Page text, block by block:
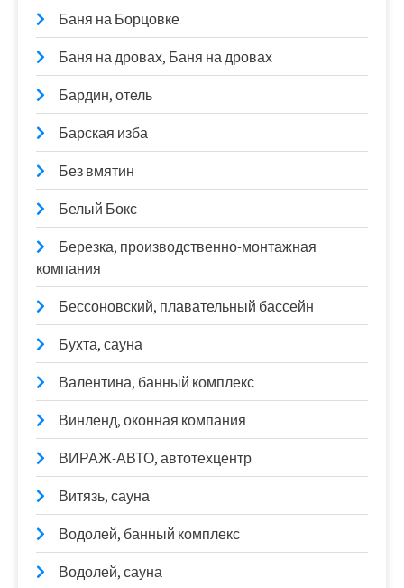
Баня на Борцовке
Баня на дровах, Баня на дровах
Бардин, отель
Барская изба
Без вмятин
Белый Бокс
Березка, производственно-монтажная
компания
Бессоновский, плавательный бассейн
Бухта, сауна
Валентина, банный комплекс
Винленд, оконная компания
ВИРАЖ-АВТО, автотехцентр
Витязь, сауна
Водолей, банный комплекс
Водолей, сауна